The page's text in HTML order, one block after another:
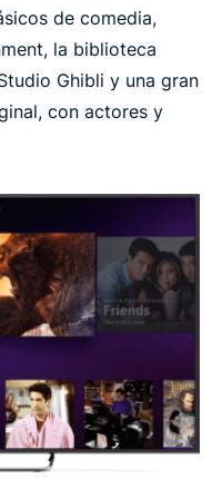
de comedia,
la biblioteca
Ghibli y una gran
con actores y